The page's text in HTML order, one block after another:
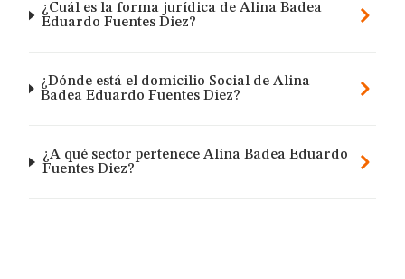
¿Cuál es la forma jurídica de Alina Badea
Eduardo Fuentes Diez?
¿Dónde está el domicilio Social de Alina
Badea Eduardo Fuentes Diez?
¿A qué sector pertenece Alina Badea Eduardo
Fuentes Diez?